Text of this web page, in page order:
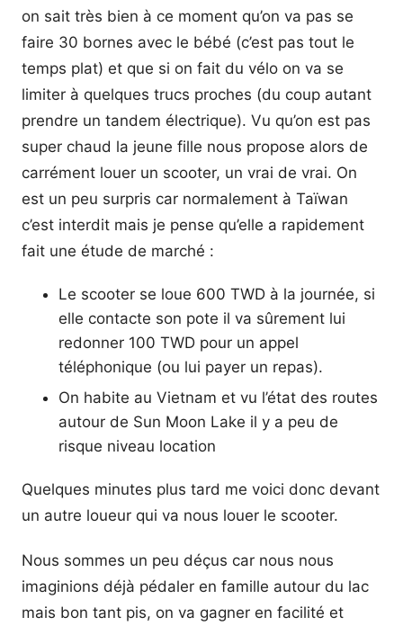
on sait très bien à ce moment qu’on va pas se
faire 30 bornes avec le bébé (c’est pas tout le
temps plat) et que si on fait du vélo on va se
limiter à quelques trucs proches (du coup autant
prendre un tandem électrique). Vu qu’on est pas
super chaud la jeune fille nous propose alors de
carrément louer un scooter, un vrai de vrai. On
est un peu surpris car normalement à Taïwan
c’est interdit mais je pense qu’elle a rapidement
fait une étude de marché :
Le scooter se loue 600 TWD à la journée, si
elle contacte son pote il va sûrement lui
redonner 100 TWD pour un appel
téléphonique (ou lui payer un repas).
On habite au Vietnam et vu l’état des routes
autour de Sun Moon Lake il y a peu de
risque niveau location
Quelques minutes plus tard me voici donc devant
un autre loueur qui va nous louer le scooter.
Nous sommes un peu déçus car nous nous
imaginions déjà pédaler en famille autour du lac
mais bon tant pis, on va gagner en facilité et